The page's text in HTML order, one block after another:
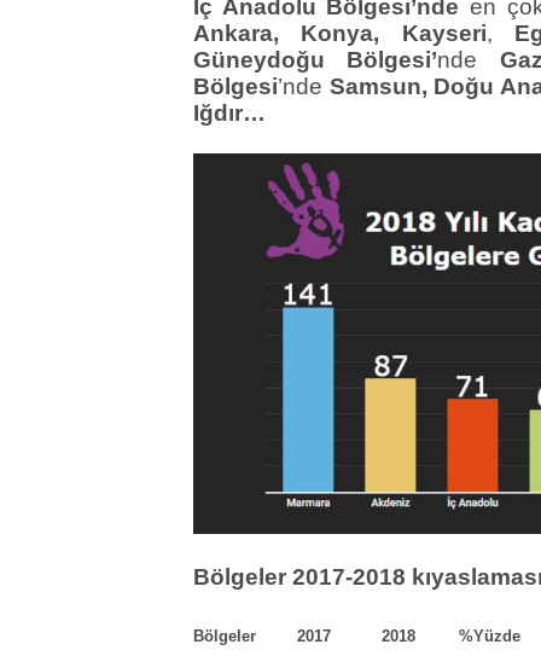
İç Anadolu Bölgesi’nde en
Ankara, Konya, Kayseri,
Güneydoğu Bölgesi’nde
Bölgesi’nde Samsun, Doğu
Iğdır…
Bölgeler 2017-2018
Bölgeler 2017 2018
%Yüzde